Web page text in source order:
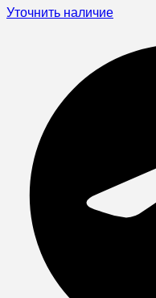
Уточнить наличие